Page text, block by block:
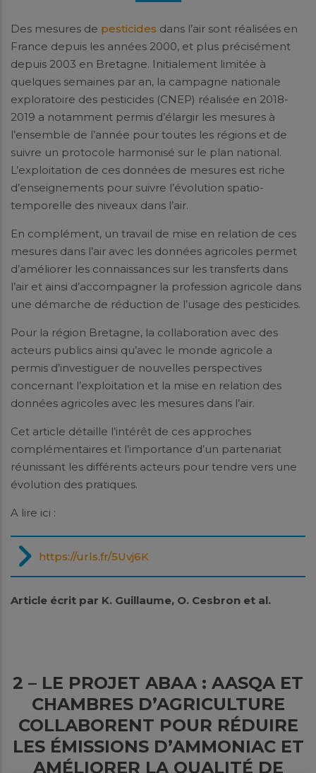
Des mesures de pesticides dans l’air sont réalisées en
France depuis les années 2000, et plus précisément
depuis 2003 en Bretagne. Initialement limitée à
quelques semaines par an, la campagne nationale
exploratoire des pesticides (CNEP) réalisée en 2018-
2019 a notamment permis d’élargir les mesures à
l’ensemble de l’année pour toutes les régions et de
suivre un protocole harmonisé sur le plan national.
L’exploitation de ces données de mesures est riche
d’enseignements pour suivre l’évolution spatio-
temporelle des niveaux dans l’air.
En complément, un travail de mise en relation de ces
mesures dans l’air avec les données agricoles permet
d’améliorer les connaissances sur les transferts dans
l’air et ainsi d’accompagner la profession agricole dans
une démarche de réduction de l’usage des pesticides.
Pour la région Bretagne, la collaboration avec des
acteurs publics ainsi qu’avec le monde agricole a
permis d’investiguer de nouvelles perspectives
concernant l’exploitation et la mise en relation des
données agricoles avec les mesures dans l’air.
Cet article détaille l’intérêt de ces approches
complémentaires et l’importance d’un partenariat
réunissant les différents acteurs pour tendre vers une
évolution des pratiques.
A lire ici :
https://urls.fr/5Uvj6K
Article écrit par K. Guillaume, O. Cesbron et al.
2 – LE PROJET ABAA : AASQA ET
CHAMBRES D’AGRICULTURE
COLLABORENT POUR RÉDUIRE
LES ÉMISSIONS D’AMMONIAC ET
AMÉLIORER LA QUALITÉ DE